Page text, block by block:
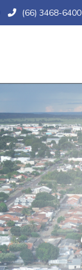
(66) 3468-6400